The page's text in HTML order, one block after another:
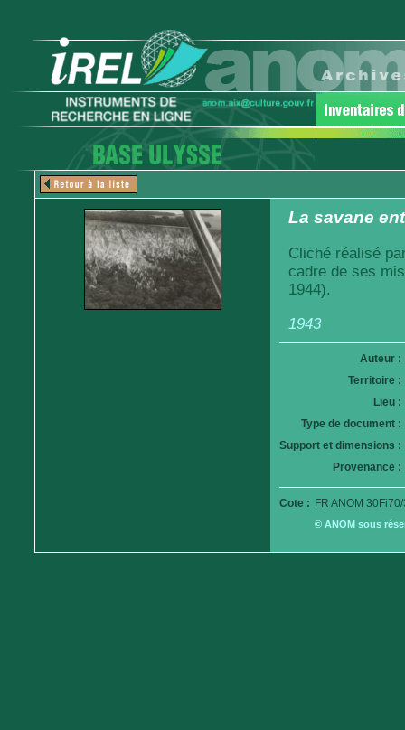
La savane
Cliché réalisé
cadre de ses
1944).
1943
Auteur :
Territoire :
Lieu :
Type de document :
Support et dimensions :
Provenance :
Cote : FR ANOM
© ANOM sous